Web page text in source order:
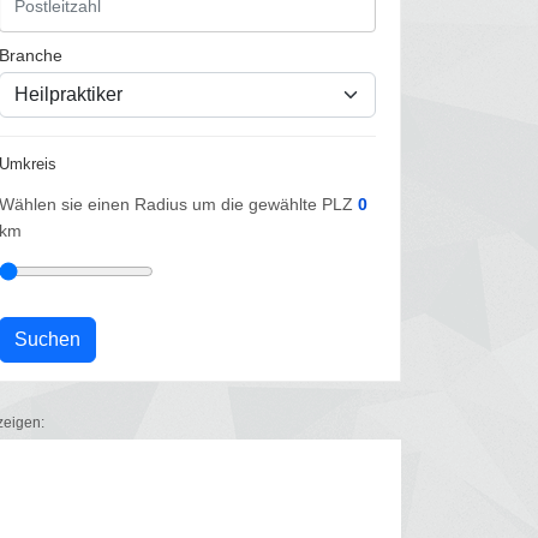
Branche
Umkreis
Wählen sie einen Radius um die gewählte PLZ 0
km